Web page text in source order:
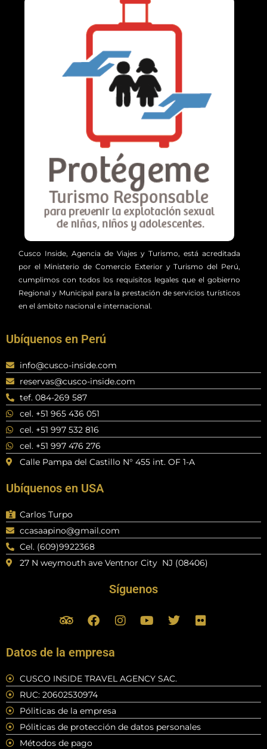
Cusco Inside, Agencia de Viajes y Turismo, está acreditada
por el Ministerio de Comercio Exterior y Turismo del Perú,
cumplimos con todos los requisitos legales que el gobierno
Regional y Municipal para la prestación de servicios turísticos
en el ámbito nacional e internacional.
Ubíquenos en Perú
info@cusco-inside.com
reservas@cusco-inside.com
tef. 084-269 587
cel. +51 965 436 051
cel. +51 997 532 816
cel. +51 997 476 276
Calle Pampa del Castillo N° 455 int. OF 1-A
Ubíquenos en USA
Carlos Turpo
ccasaapino@gmail.com
Cel. (609)9922368
27 N weymouth ave Ventnor City NJ (08406)
Síguenos
T
r
p
d
v
i
s
o
r
F
a
e
o
o
k
I
n
g
r
Y
o
b
e
T
w
e
r
F
l
Datos de la empresa
CUSCO INSIDE TRAVEL AGENCY SAC.
RUC: 20602530974
Póliticas de la empresa
Póliticas de protección de datos personales
Métodos de pago